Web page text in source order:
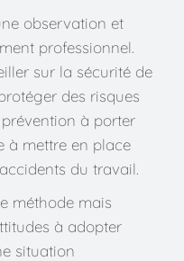
observation et
professionnel.
sur la sécurité de
des risques
à porter
à mettre en place
du travail.
méthode mais
à adopter
situation